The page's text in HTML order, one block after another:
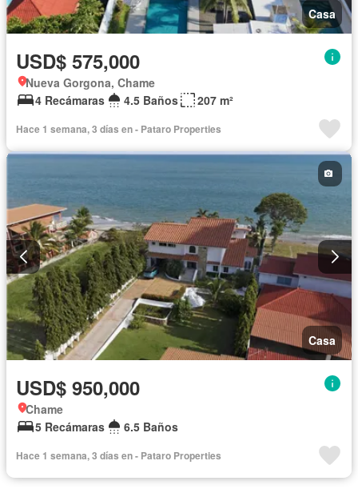
Casa
USD$ 575,000
Nueva Gorgona, Chame
4 Recámaras
4.5 Baños 207 m²
Hace 1 semana, 3 días en - Pataro Properties
Casa
USD$ 950,000
Chame
5 Recámaras
6.5 Baños
Hace 1 semana, 3 días en - Pataro Properties